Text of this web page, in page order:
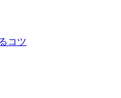
コツ